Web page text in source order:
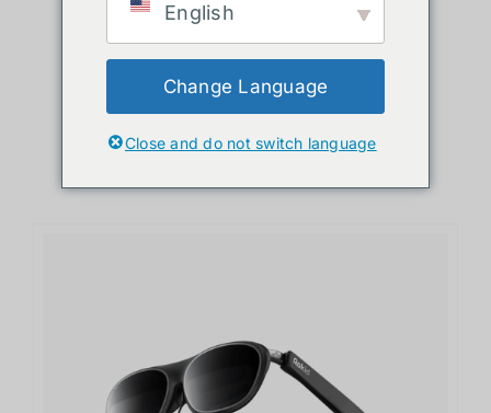
Sort byPopularity
Show36 Products
English
Change Language
Close and do not switch language